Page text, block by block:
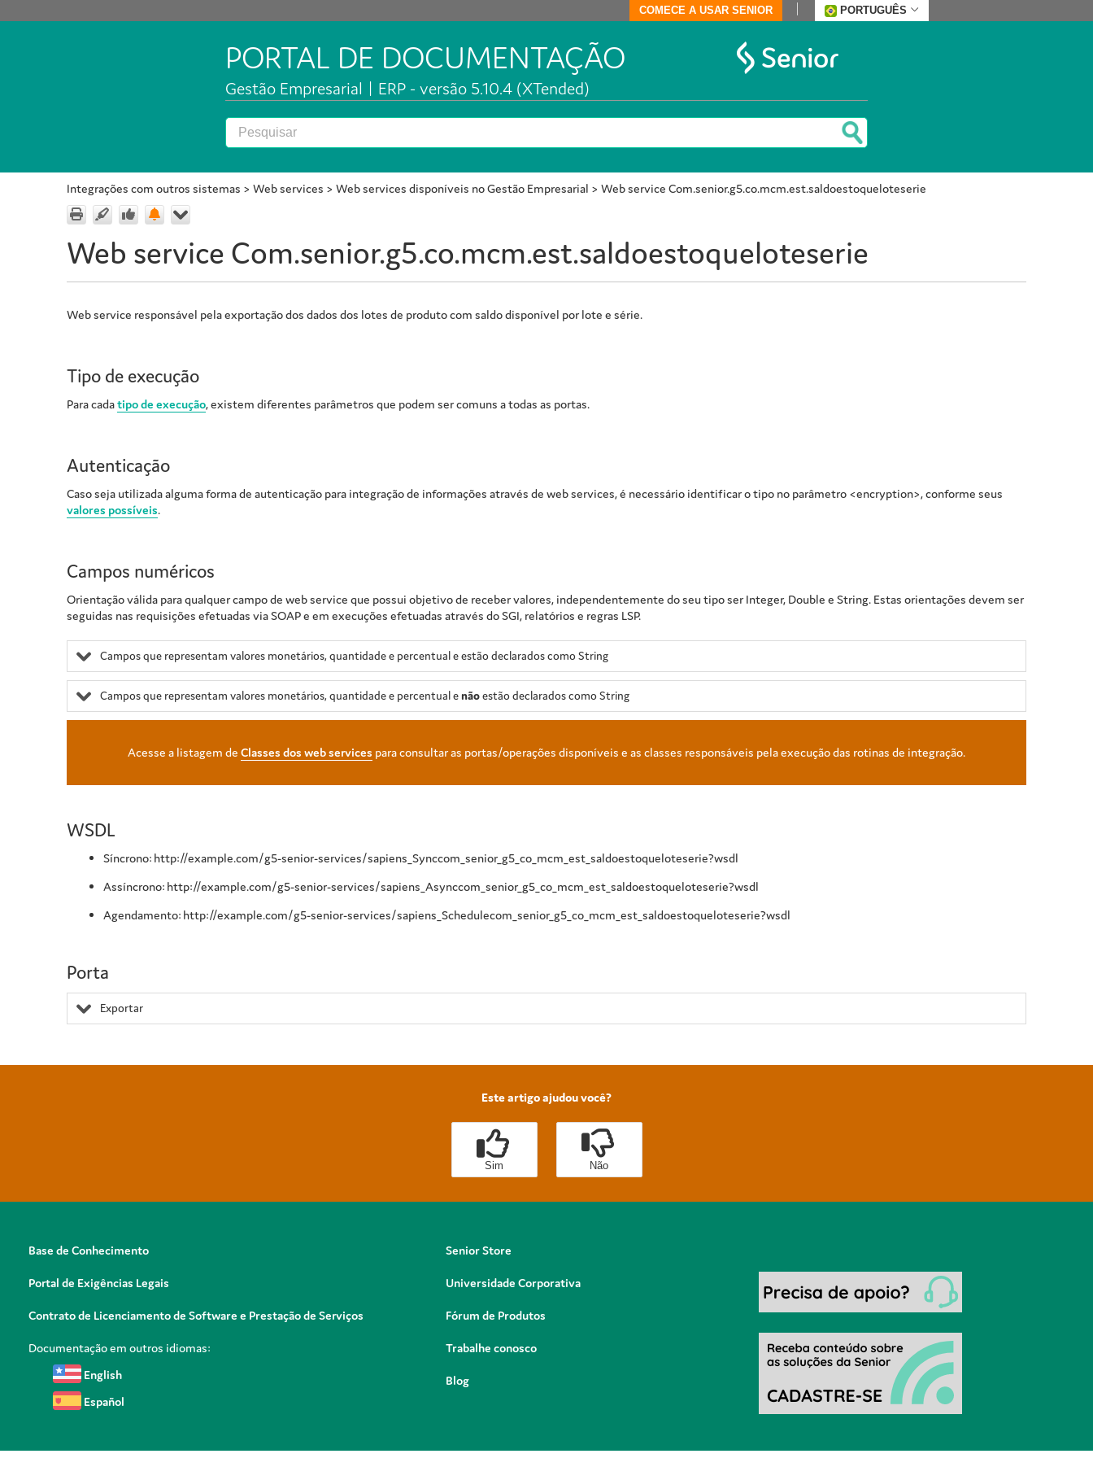
COMECE A USAR SENIOR PORTUGUÊS
PORTAL DE DOCUMENTAÇÃO
Gestão Empresarial | ERP - versão 5.10.4 (XTended)
Integrações com outros sistemas > Web services > Web services disponíveis no Gestão Empresarial > Web service Com.senior.g5.co.mcm.est.saldoestoqueloteserie
Web service Com.senior.g5.co.mcm.est.saldoestoqueloteserie
Web service responsável pela exportação dos dados dos lotes de produto com saldo disponível por lote e série.
Tipo de execução
Para cadatipo de execução, existem diferentes parâmetros que podem ser comuns a todas as portas.
Autenticação
Caso seja utilizada alguma forma de autenticação para integração de informações através de web services, é necessário identificar o tipo no parâmetro <encryption>, conforme seus
valores possíveis.
Campos numéricos
Orientação válida para qualquer campo de web service que possui objetivo de receber valores, independentemente do seu tipo ser Integer, Double e String. Estas orientações devem ser
seguidas nas requisições efetuadas via SOAP e em execuções efetuadas através do SGI, relatórios e regras LSP.
Campos que representam valores monetários, quantidade e percentual e estão declarados como String
Campos que representam valores monetários, quantidade e percentual e nãoestão declarados como String
Acesse a listagem de Classes dos web services para consultar as portas/operações disponíveis e as classes responsáveis pela execução das rotinas de integração.
WSDL
Síncrono: http://example.com/g5-senior-services/sapiens_Synccom_senior_g5_co_mcm_est_saldoestoqueloteserie?wsdl
Assíncrono: http://example.com/g5-senior-services/sapiens_Asynccom_senior_g5_co_mcm_est_saldoestoqueloteserie?wsdl
Agendamento: http://example.com/g5-senior-services/sapiens_Schedulecom_senior_g5_co_mcm_est_saldoestoqueloteserie?wsdl
Porta
Exportar
Este artigo ajudou você?
Sim Não
Base de Conhecimento
Portal de Exigências Legais
Contrato de Licenciamento de Software e Prestação de Serviços
Documentação em outros idiomas:
English
Español
Senior Store
Universidade Corporativa
Fórum de Produtos
Trabalhe conosco
Blog